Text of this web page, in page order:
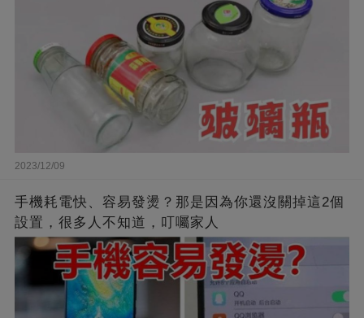
2023/12/09
手機耗電快、容易發燙？那是因為你還沒關掉這2個
設置，很多人不知道，叮囑家人